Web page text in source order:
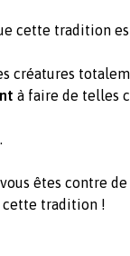
cette tradition
créatures
à faire de telles
.
êtes contre
cette tradition !